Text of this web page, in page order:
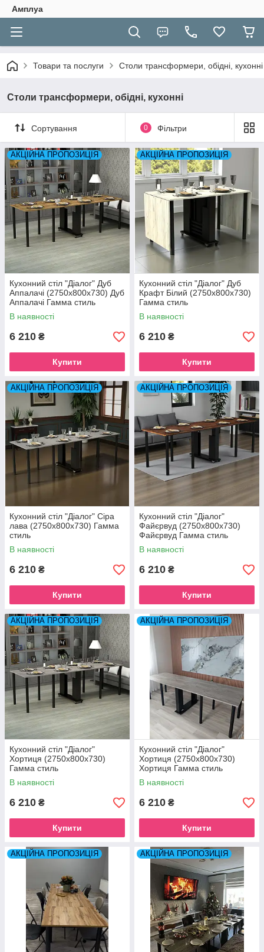
Амплуа
Товари та послуги Столи трансформери, обідні, кухонні
Столи трансформери, обідні, кухонні
Сортування 0 Фільтри
АКЦІЙНА ПРОПОЗИЦІЯ
Кухонний стіл "Діалог" Дуб
Аппалачі (2750x800x730) Дуб
Аппалачі Гамма стиль
В наявності
6 210 ₴
Купити
АКЦІЙНА ПРОПОЗИЦІЯ
Кухонний стіл "Діалог" Дуб
Крафт Білий (2750x800x730)
Гамма стиль
В наявності
6 210 ₴
Купити
АКЦІЙНА ПРОПОЗИЦІЯ
Кухонний стіл "Діалог" Сіра
лава (2750x800x730) Гамма
стиль
В наявності
6 210 ₴
Купити
АКЦІЙНА ПРОПОЗИЦІЯ
Кухонний стіл "Діалог"
Файєрвуд (2750x800x730)
Файєрвуд Гамма стиль
В наявності
6 210 ₴
Купити
АКЦІЙНА ПРОПОЗИЦІЯ
Кухонний стіл "Діалог"
Хортиця (2750x800x730)
Гамма стиль
В наявності
6 210 ₴
Купити
АКЦІЙНА ПРОПОЗИЦІЯ
Кухонний стіл "Діалог"
Хортиця (2750x800x730)
Хортиця Гамма стиль
В наявності
6 210 ₴
Купити
АКЦІЙНА ПРОПОЗИЦІЯ АКЦІЙНА ПРОПОЗИЦІЯ